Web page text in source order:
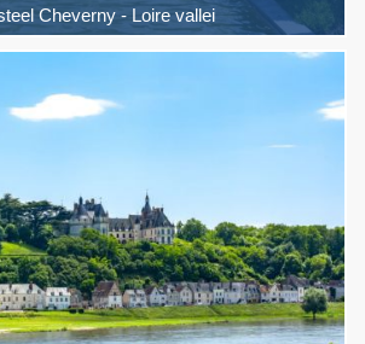
Cheverny - Loire vallei